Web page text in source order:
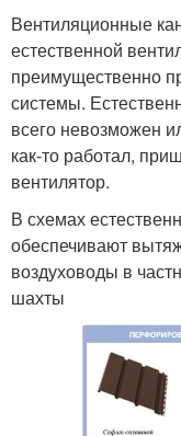
Вентиляционные
естественной
преимущественно
системы.
всего невозможен
как-то работал,
вентилятор.
В схемах
обеспечивают
воздуховоды в
шахты